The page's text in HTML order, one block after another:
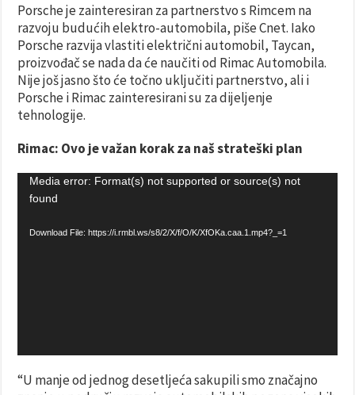
Porsche je zainteresiran za partnerstvo s Rimcem na
razvoju budućih elektro-automobila, piše Cnet. Iako
Porsche razvija vlastiti električni automobil, Taycan,
proizvođač se nada da će naučiti od Rimac Automobila.
Nije još jasno što će točno uključiti partnerstvo, ali i
Porsche i Rimac zainteresirani su za dijeljenje
tehnologije.
Rimac: Ovo je važan korak za naš strateški plan
Video
Player
Media error: Format(s) not supported or source(s) not
found
Download File: https://i.rmbl.ws/s8/2/X/f/O/K/XfOKa.caa.1.mp4?_=1
“U manje od jednog desetljeća sakupili smo značajno